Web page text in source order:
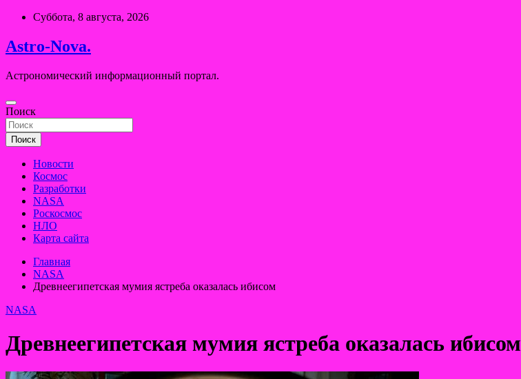
Перейти
содержимому
Суббота, 8 августа, 2026
Astro-Nova.
Астрономический информационный портал.
Поиск
Поиск
Новости
Космос
Разработки
NASA
Роскосмос
НЛО
Карта сайта
Главная
NASA
Древнеегипетская мумия ястреба оказалась ибисом
NASA
Древнеегипетская мумия ястреба оказалась ибисом